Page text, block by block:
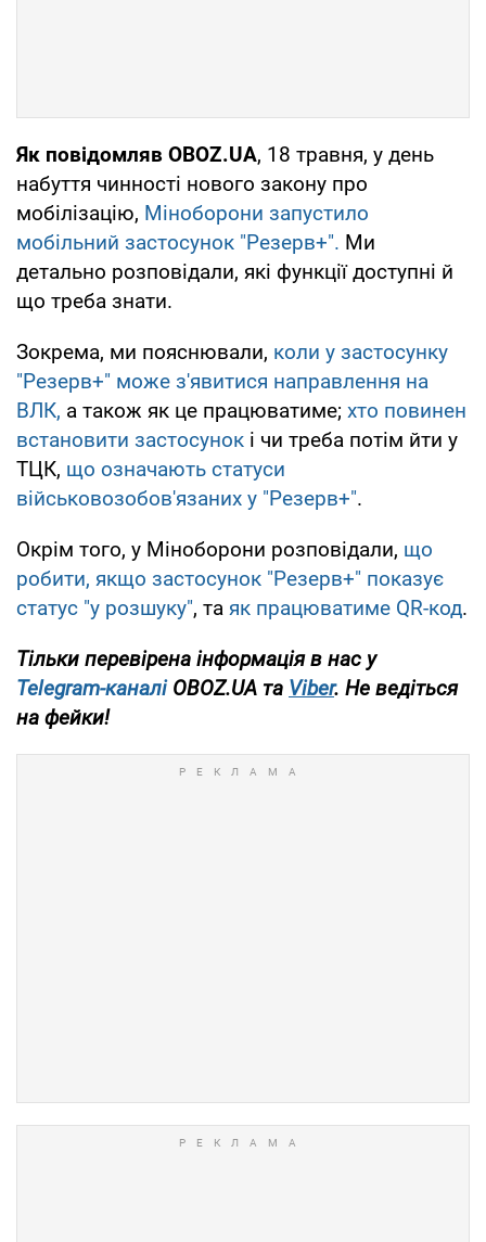
Як повідомляв OBOZ.UA, 18 травня, у день
набуття чинності нового закону про
мобілізацію, Міноборони запустило
мобільний застосунок "Резерв+". Ми
детально розповідали, які функції доступні й
що треба знати.
Зокрема, ми пояснювали, коли у застосунку
"Резерв+" може з'явитися направлення на
ВЛК, а також як це працюватиме; хто повинен
встановити застосунок і чи треба потім йти у
ТЦК, що означають статуси
військовозобов'язаних у "Резерв+".
Окрім того, у Міноборони розповідали, що
робити, якщо застосунок "Резерв+" показує
статус "у розшуку", та як працюватиме QR-код.
Тільки перевірена інформація в нас у
Telegram-каналіOBOZ.UA та Viber. Не ведіться
на фейки!